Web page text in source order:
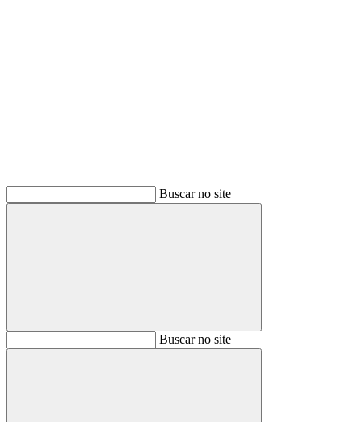
Buscar no site
BuscarBuscar no site